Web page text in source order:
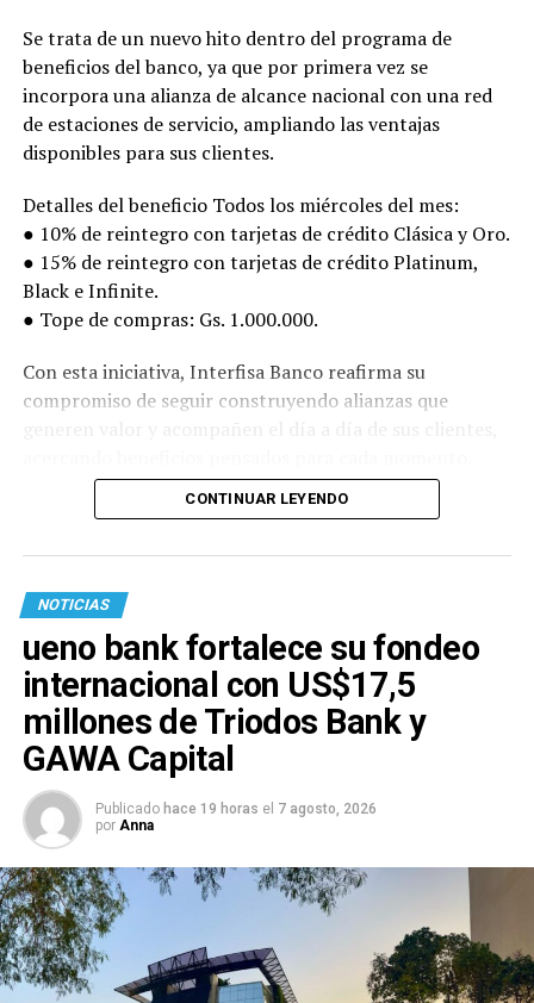
Se trata de un nuevo hito dentro del programa de
beneficios del banco, ya que por primera vez se
incorpora una alianza de alcance nacional con una red
de estaciones de servicio, ampliando las ventajas
disponibles para sus clientes.
Detalles del beneficio Todos los miércoles del mes:
● 10% de reintegro con tarjetas de crédito Clásica y Oro.
● 15% de reintegro con tarjetas de crédito Platinum,
Black e Infinite.
● Tope de compras: Gs. 1.000.000.
Con esta iniciativa, Interfisa Banco reafirma su
compromiso de seguir construyendo alianzas que
CONTINUAR LEYENDO
NOTICIAS
ueno bank fortalece su fondeo
internacional con US$17,5
millones de Triodos Bank y
GAWA Capital
Publicado hace 19 horas el 7 agosto, 2026
por Anna